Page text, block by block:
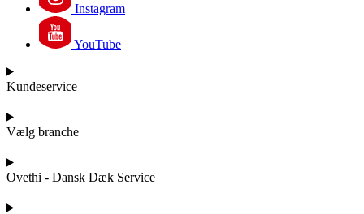
Instagram
YouTube
Kundeservice
Vælg branche
Ovethi - Dansk Dæk Service